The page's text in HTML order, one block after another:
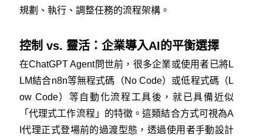
規劃、執行、調整任務的流程架構。
控制 vs. 靈活：企業導入AI的平衡選擇
在ChatGPT Agent問世前，很多企業或使用者已將L
LM結合n8n等無程式碼（No Code）或低程式碼（L
ow Code）等自動化流程工具後，就已具備近似
「代理式工作流程」的特徵。這類結合方式可視為A
I代理正式登場前的過渡型態，透過使用者手動設計